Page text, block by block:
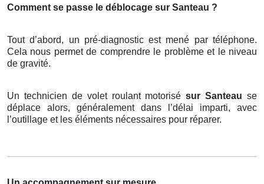
Comment se passe le déblocage sur Santeau ?
Tout d’abord, un pré-diagnostic est mené par téléphone.
Cela nous permet de comprendre le problème et le niveau
de gravité.
Un technicien de volet roulant motorisésur Santeau se
déplace alors, généralement dans l’délai imparti, avec
l’outillage et les éléments nécessaires pour réparer.